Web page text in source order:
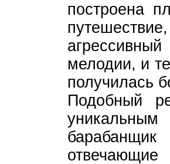
построена
мелодии, и
получилась
Подобный
отвечающие